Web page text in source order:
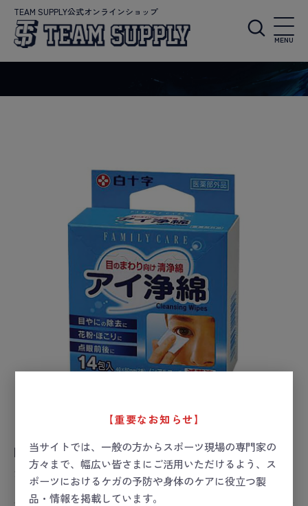
TEAM SUPPLY公式オンラインショップ
MENU
【重要なお知らせ】
当サイトでは、一般の方からスポーツ現場の専門家の
方々まで、幅広い皆さまにご活用いただけるよう、ス
ポーツにおけるケガの予防や身体のケアに役立つ製
品・情報を掲載しています。
FCアイ浄綿
お届け目安：1～2日後